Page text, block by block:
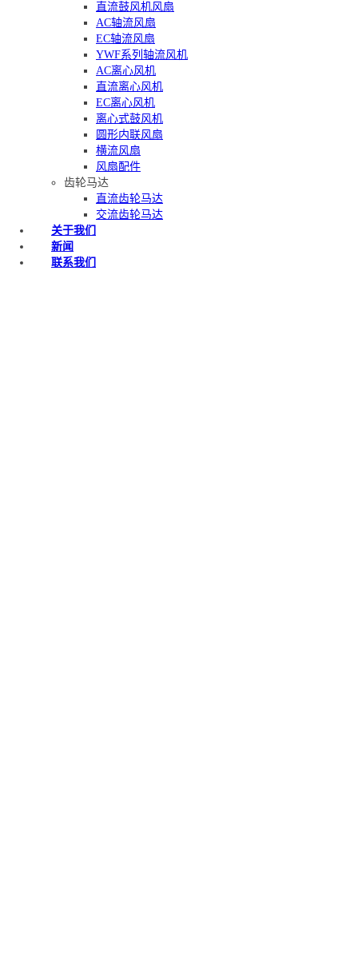
直流鼓风机风扇
AC轴流风扇
EC轴流风扇
YWF系列轴流风机
AC离心风机
直流离心风机
EC离心风机
离心式鼓风机
圆形内联风扇
横流风扇
风扇配件
齿轮马达
直流齿轮马达
交流齿轮马达
关于我们
新闻
联系我们